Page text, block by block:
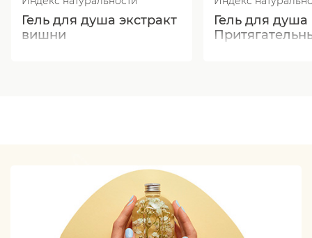
Гель для душа экстракт
вишни
Гель для душа